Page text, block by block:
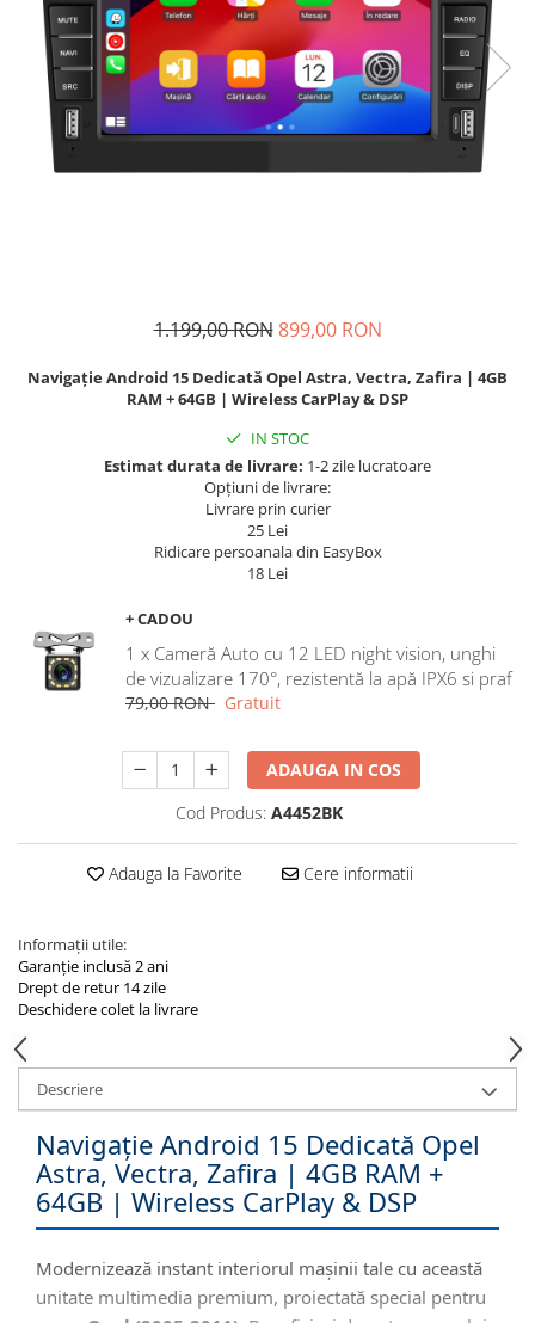
Navigatii Fiat
Navigatii Nissan
Navigatii Citroen
Navigatii Suzuki
Navigatii Mitsubishi
Navigatii Mazda
Navigatii Chevrolet
Navigatii Jeep
Navigatii Land Rover
Navigatii Chrysler
1.199,00 RON 899,00 RON
Navigație Android 15 Dedicată Opel Astra, Vectra, Zafira | 4GB
RAM + 64GB | Wireless CarPlay & DSP
IN STOC
Estimat durata de livrare: 1-2 zile lucratoare
Opțiuni de livrare:
Livrare prin curier
25 Lei
Ridicare persoanala din EasyBox
18 Lei
+ CADOU
1 x Cameră Auto cu 12 LED night vision, unghi
de vizualizare 170°, rezistentă la apă IPX6 si praf
79,00 RON Gratuit
ADAUGA IN COS
Cod Produs: A4452BK
Adauga la Favorite Cere informatii
Informații utile:
Garanție inclusă 2 ani
Drept de retur 14 zile
Deschidere colet la livrare
Descriere
Navigație Android 15 Dedicată Opel
Astra, Vectra, Zafira | 4GB RAM +
64GB | Wireless CarPlay & DSP
Modernizează instant interiorul mașinii tale cu această
unitate multimedia premium, proiectată special pentru